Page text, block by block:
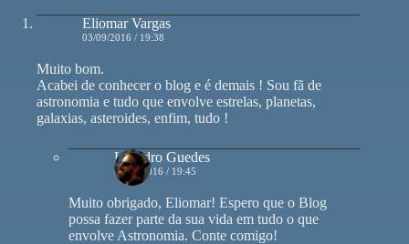
Eliomar Vargas
03/09/2016 / 19:38
Muito bom.
Acabei de conhecer o blog e é demais ! Sou fã de
astronomia e tudo que envolve estrelas, planetas,
galaxias, asteroides, enfim, tudo !
Leandro Guedes
03/09/2016 / 19:45
Muito obrigado, Eliomar! Espero que o Blog
possa fazer parte da sua vida em tudo o que
envolve Astronomia. Conte comigo!